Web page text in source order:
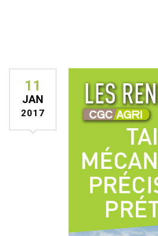
11
JAN
2017